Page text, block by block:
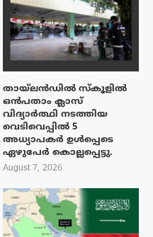
തായ്‌ലൻഡിൽ സ്കൂളിൽ
ഒൻപതാം ക്ലാസ്
വിദ്യാർത്ഥി നടത്തിയ
വെടിവെപ്പിൽ 5
അധ്യാപകർ ഉൾപ്പെടെ
ഏഴുപേർ കൊല്ലപ്പെട്ടു.
August 7, 2026